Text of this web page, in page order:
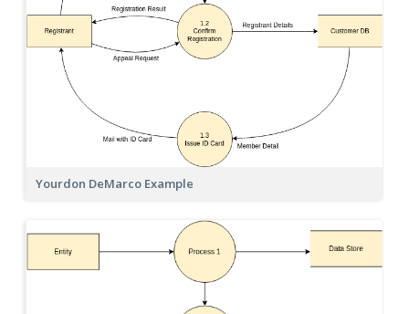
Yourdon DeMarco Example